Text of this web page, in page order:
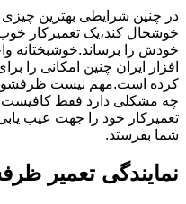
در چنین شرایطی بهترین چیزی
خوشحال کند،یک تعمیرکار
خودش را برساند.خوشبختانه
افزار ایران چنین امکانی را
کرده است.مهم نیست
چه مشکلی دارد فقط کافیست
تعمیرکار خود را جهت عیب
شما بفرستد.
نمایندگی تعمیر